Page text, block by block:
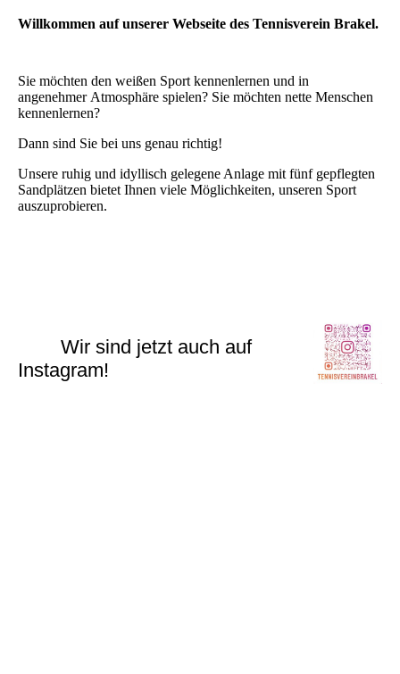
Willkommen auf unserer Webseite des Tennisverein Brakel.
Sie möchten den weißen Sport kennenlernen und in
angenehmer Atmosphäre spielen? Sie möchten nette Menschen
kennenlernen?
Dann sind Sie bei uns genau richtig!
Unsere ruhig und idyllisch gelegene Anlage mit fünf gepflegten
Sandplätzen bietet Ihnen viele Möglichkeiten, unseren Sport
auszuprobieren.
Wir sind jetzt auch auf
Instagram!